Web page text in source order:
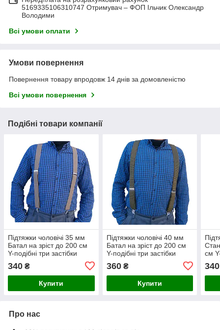
5169335106310747 Отримувач – ФОП Ільчик Олександр
Володими
Всі умови оплати
Умови повернення
Повернення товару впродовж 14 днів за домовленістю
Всі умови повернення
Подібні товари компанії
Підтяжки чоловічі 35 мм
Батал на зріст до 200 см
Y-подібні три застібки
340 ₴
Купити
Підтяжки чоловічі 40 мм
Батал на зріст до 200 см
Y-подібні три застібки
360₴
Купити
см
340
Про нас